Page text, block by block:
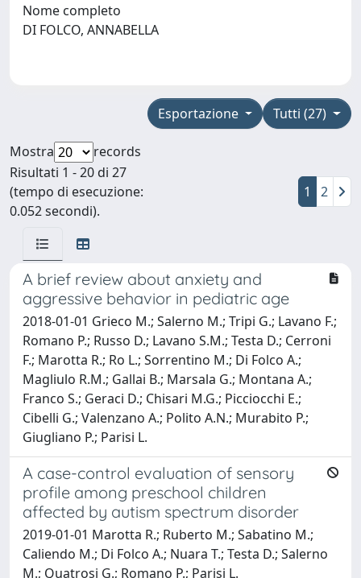
Nome completo
DI FOLCO, ANNABELLA
Tutti (27)
Esportazione
Mostra
records
Risultati 1 - 20 di 27
(tempo di esecuzione:
0.052 secondi).
1 2
A brief review about anxiety and
aggressive behavior in pediatric age
2018-01-01 Grieco M.; Salerno M.; Tripi G.; Lavano F.;
Romano P.; Russo D.; Lavano S.M.; Testa D.; Cerroni
F.; Marotta R.; Ro L.; Sorrentino M.; Di Folco A.;
Magliulo R.M.; Gallai B.; Marsala G.; Montana A.;
Franco S.; Geraci D.; Chisari M.G.; Picciocchi E.;
Cibelli G.; Valenzano A.; Polito A.N.; Murabito P.;
Giugliano P.; Parisi L.
A case-control evaluation of sensory
profile among preschool children
affected by autism spectrum disorder
2019-01-01 Marotta R.; Ruberto M.; Sabatino M.;
Caliendo M.; Di Folco A.; Nuara T.; Testa D.; Salerno
M.; Quatrosi G.; Romano P.; Parisi L.